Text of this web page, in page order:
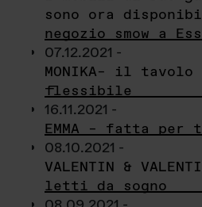
sono ora
negozio smow a
07.12.2021 -
MONIKA– il tavolo
flessibile
16.11.2021 -
EMMA – fatta
08.10.2021 -
VALENTIN &
letti da sogno